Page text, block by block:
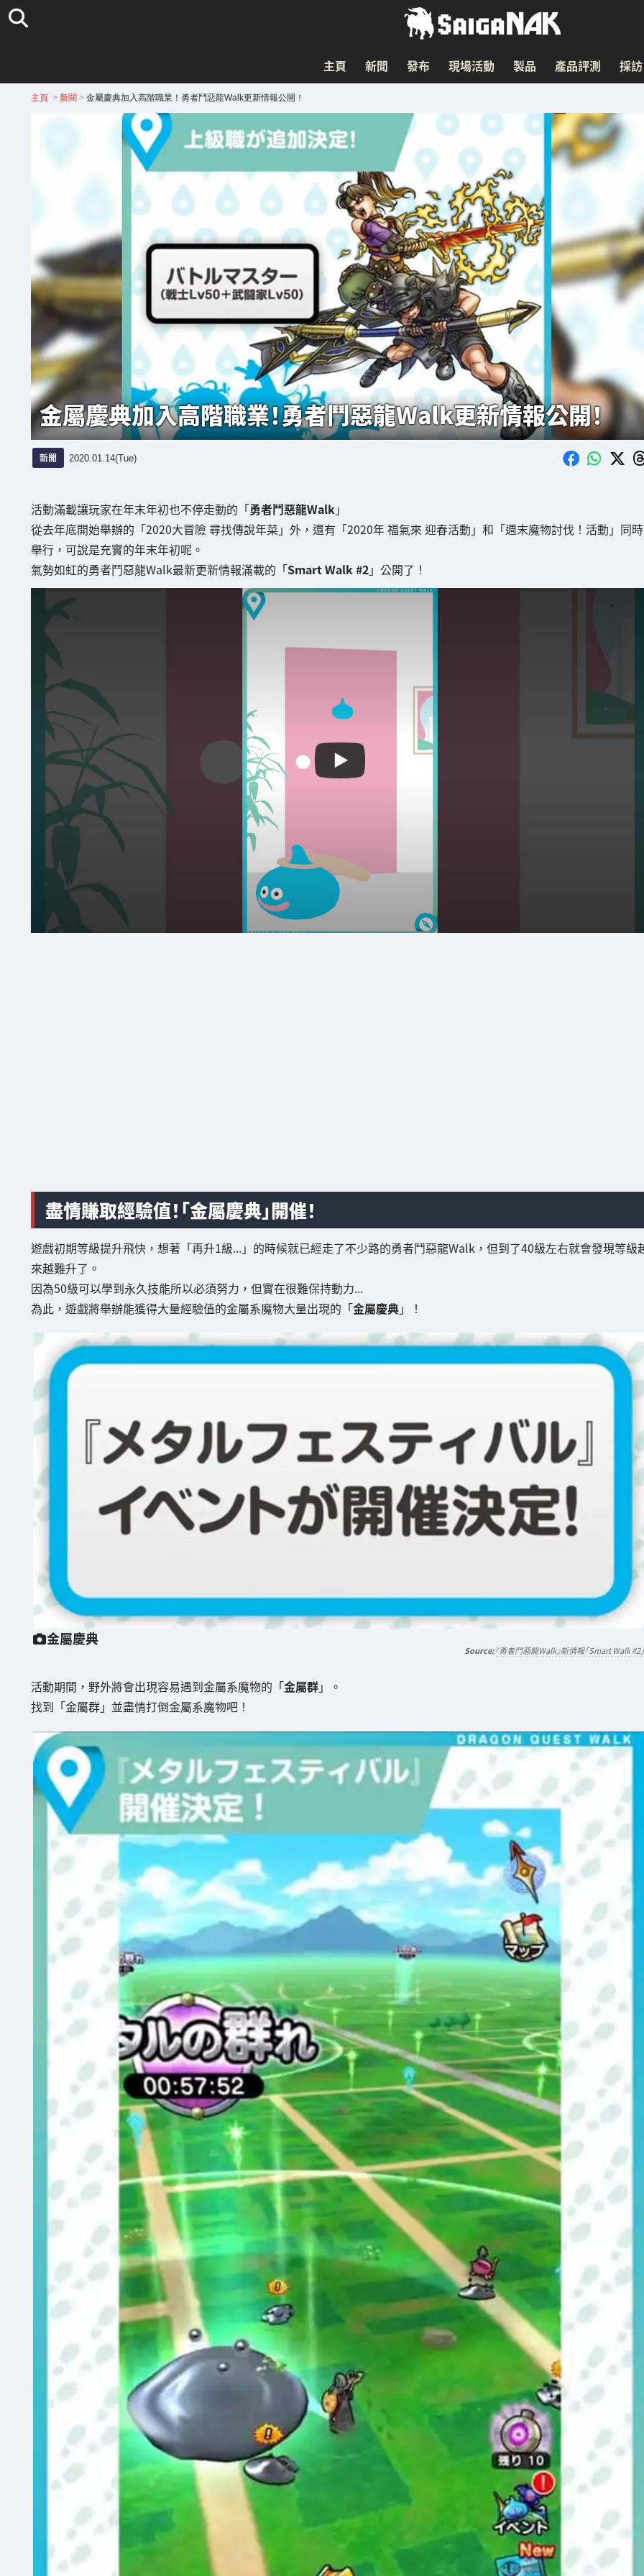
主頁 新聞 發布 現場活動 製品 產品評測 採訪
主頁 > 新聞 > 金屬慶典加入高階職業！勇者鬥惡龍Walk更新情報公開！
金屬慶典加入高階職業！勇者鬥惡龍Walk更新情報公開！
新聞 2020.01.14(Tue)
活動滿載讓玩家在年末年初也不停走動的「勇者鬥惡龍Walk 」
從去年底開始舉辦的「2020大冒險 尋找傳說年菜」外，還有「2020年 福氣來 迎春活動」和「週末魔物討伐！活動」同時
舉行，可說是充實的年末年初呢。
氣勢如虹的勇者鬥惡龍Walk最新更新情報滿載的「Smart Walk #2」公開了！
盡情賺取經驗值！「金屬慶典」開催！
遊戲初期等級提升飛快，想著「再升1級...」的時候就已經走了不少路的勇者鬥惡龍Walk，但到了40級左右就會發現等級
來越難升了。
因為50級可以學到永久技能所以必須努力，但實在很難保持動力...
為此，遊戲將舉辦能獲得大量經驗值的金屬系魔物大量出現的「金屬慶典」！
金屬慶典
『勇者鬥惡龍Walk』新情報「Smart Walk #2」
活動期間，野外將會出現容易遇到金屬系魔物的「金屬群」。
找到「金屬群」並盡情打倒金屬系魔物吧！